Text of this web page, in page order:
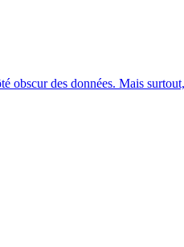
obscur des données. Mais